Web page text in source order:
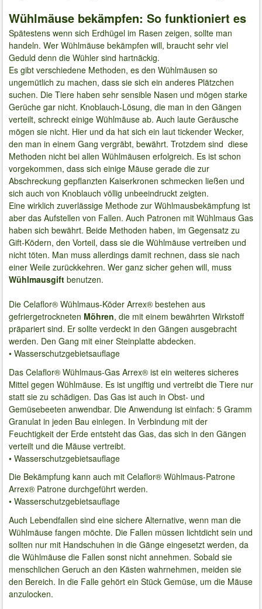
Wühlmäuse bekämpfen: So funktioniert es
Spätestens wenn sich Erdhügel im Rasen zeigen, sollte man
handeln. Wer Wühlmäuse bekämpfen will, braucht sehr viel
Geduld denn die Wühler sind hartnäckig.
Es gibt verschiedene Methoden, es den Wühlmäusen so
ungemütlich zu machen, dass sie sich ein anderes Plätzchen
suchen. Die Tiere haben sehr sensible Nasen und mögen starke
Gerüche gar nicht. Knoblauch-Lösung, die man in den Gängen
verteilt, schreckt einige Wühlmäuse ab. Auch laute Geräusche
mögen sie nicht. Hier und da hat sich ein laut tickender Wecker,
den man in einem Gang vergräbt, bewährt. Trotzdem sind diese
Methoden nicht bei allen Wühlmäusen erfolgreich. Es ist schon
vorgekommen, dass sich einige Mäuse gerade die zur
Abschreckung gepflanzten Kaiserkronen schmecken ließen und
sich auch von Knoblauch völlig unbeeindruckt zeigten.
Eine wirklich zuverlässige Methode zur Wühlmausbekämpfung ist
aber das Aufstellen von Fallen. Auch Patronen mit Wühlmaus Gas
haben sich bewährt. Beide Methoden haben, im Gegensatz zu
Gift-Ködern, den Vorteil, dass sie die Wühlmäuse vertreiben und
nicht töten. Man muss allerdings damit rechnen, dass sie nach
einer Weile zurückkehren. Wer ganz sicher gehen will, muss
Wühlmausgift benutzen.
Die Celaflor® Wühlmaus-Köder Arrex® bestehen aus
gefriergetrockneten Möhren, die mit einem bewährten Wirkstoff
präpariert sind. Er sollte verdeckt in den Gängen ausgebracht
werden. Den Gang mit einer Steinplatte abdecken.
• Wasserschutzgebietsauflage
Das Celaflor® Wühlmaus-Gas Arrex® ist ein weiteres sicheres
Mittel gegen Wühlmäuse. Es ist ungiftig und vertreibt die Tiere nur
statt sie zu schädigen. Das Gas ist auch in Obst- und
Gemüsebeeten anwendbar. Die Anwendung ist einfach: 5 Gramm
Granulat in jeden Bau einlegen. In Verbindung mit der
Feuchtigkeit der Erde entsteht das Gas, das sich in den Gängen
verteilt und die Mäuse vertreibt.
• Wasserschutzgebietsauflage
Die Bekämpfung kann auch mit Celaflor® Wühlmaus-Patrone
Arrex® Patrone durchgeführt werden.
• Wasserschutzgebietsauflage
Auch Lebendfallen sind eine sichere Alternative, wenn man die
Wühlmäuse fangen möchte. Die Fallen müssen lichtdicht sein und
sollten nur mit Handschuhen in die Gänge eingesetzt werden, da
die Wühlmäuse die Fallen sonst nicht annehmen. Sobald sie
menschlichen Geruch an den Kästen wahrnehmen, meiden sie
den Bereich. In die Falle gehört ein Stück Gemüse, um die Mäuse
anzulocken.